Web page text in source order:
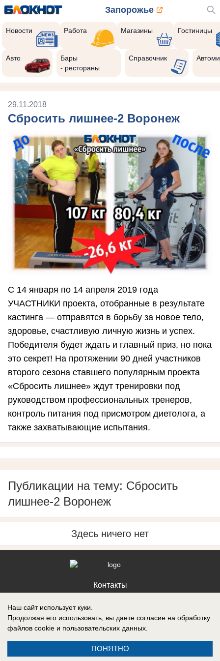
Запорожье
Новости Работа Магазины Гостиницы
Авто
Бары
- рестораны
Справочник
29.11.2018
Сбросить лишнее-2 Воронеж
С 14 января по 14 апреля 2019 года
УЧАСТНИКИ проекта, отобранные в результате
кастинга — отправятся в борьбу за новое тело,
здоровье, счастливую личную жизнь и успех.
Победителя будет ждать и главный приз, но пока
это секрет! На протяжении 90 дней участников
второго сезона ставшего популярным проекта
«Сбросить лишнее» ждут тренировки под
руководством профессиональных тренеров,
контроль питания под присмотром диетолога, а
также захватывающие испытания.
Публикации на тему: Сбросить
лишнее-2 Воронеж
Здесь ничего нет
Контакты
массовых коммуникаций (Роскомнадзор) 05 ноября 2024 г.
Наш сайт использует куки.
Продолжая его использовать, вы даете согласие на обработку
файлов cookie и пользовательских данных.
ПОНЯТНО